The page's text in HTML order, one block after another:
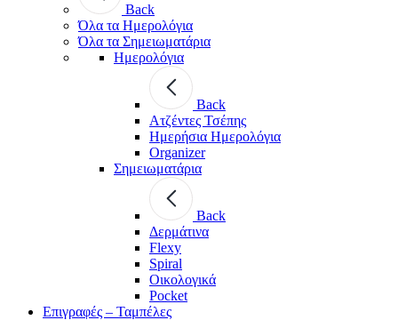
Back
Όλα τα Ημερολόγια
Όλα τα Σημειωματάρια
Ημερολόγια
Back
Ατζέντες Τσέπης
Ημερήσια Ημερολόγια
Organizer
Σημειωματάρια
Back
Δερμάτινα
Flexy
Spiral
Οικολογικά
Pocket
Επιγραφές – Ταμπέλες